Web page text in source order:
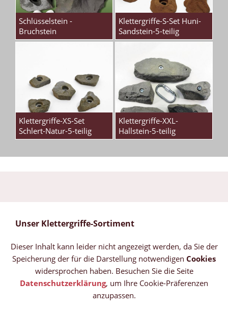
Schlüsselstein -
Bruchstein
Klettergriffe-S-Set Huni-
Sandstein-5-teilig
Klettergriffe-XS-Set
Schlert-Natur-5-teilig
Klettergriffe-XXL-
Hallstein-5-teilig
Unser Klettergriffe-Sortiment
Dieser Inhalt kann leider nicht angezeigt werden, da Sie der
Speicherung der für die Darstellung notwendigen Cookies
widersprochen haben. Besuchen Sie die Seite
Datenschutzerklärung, um Ihre Cookie-Präferenzen
anzupassen.